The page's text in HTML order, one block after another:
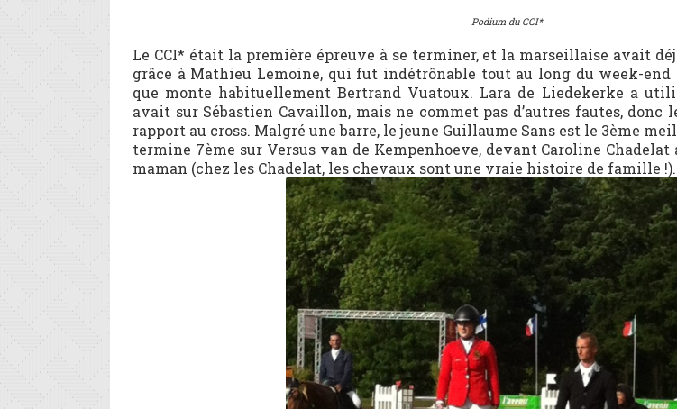
Podium du CCI*
Le CCI* était la première épreuve à se terminer, et la marseillaise avait
grâce à Mathieu Lemoine, qui fut indétrônable tout au long du week-
que monte habituellement Bertrand Vuatoux. Lara de Liedekerke a
avait sur Sébastien Cavaillon, mais ne commet pas d’autres fautes, donc
rapport au cross. Malgré une barre, le jeune Guillaume Sans est le 3ème
termine 7ème sur Versus van de Kempenhoeve, devant Caroline Chadelat
maman (chez les Chadelat, les chevaux sont une vraie histoire de famille !).